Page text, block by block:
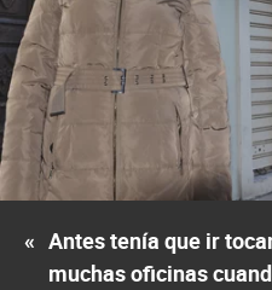
« Antes tenía que ir
muchas oficinas